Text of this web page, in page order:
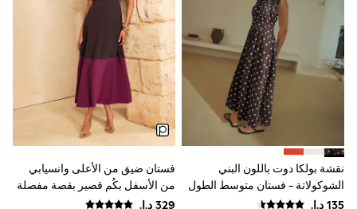
0-2 years
3-5 years
6-8 years
9-11 years
12-14 years
All Clothing
Coats & Jackets
Dresses
Holiday Shop
Jeans
Jumpsuits & Playsuits
Kid's Top Picks
Top & Bottom Sets
نقشة بولكا دوت باللون البني
الشوكولاتة - فستان متوسط الطول
فستان ضيق من الأعلى وانسيابي
من الأسفل بكُم قصير بقصة مفصلة